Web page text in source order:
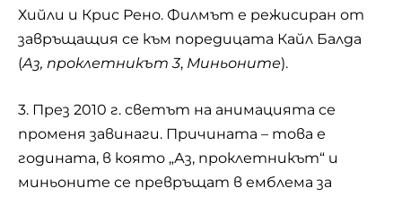
Хийли и Крис Рено. Филмът е режисиран от
завръщащия се към поредицата Кайл Балда
(Аз, проклетникът 3, Миньоните).
3. През 2010 г. светът на анимацията се
променя завинаги. Причината – това е
годината, в която „Аз, проклетникът“ и
миньоните се превръщат в eмблема за